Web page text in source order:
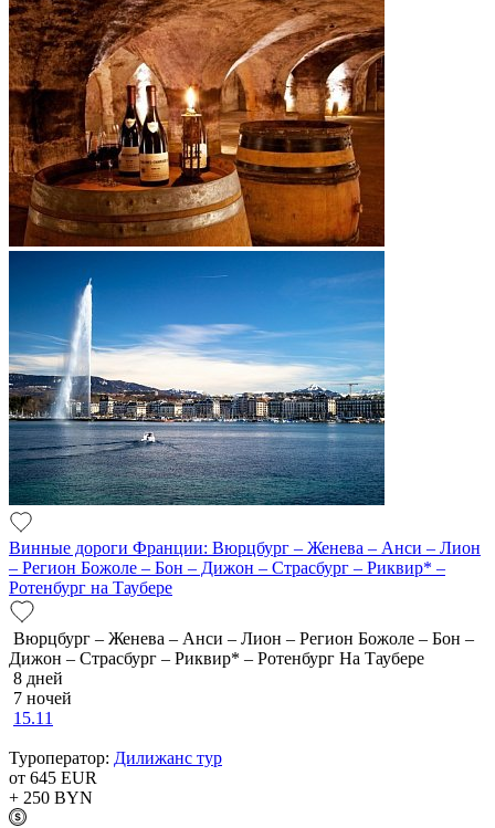
Винные дороги Франции: Вюрцбург – Женева – Анси – Лион
– Регион Божоле – Бон – Дижон – Страсбург – Риквир* –
Ротенбург на Таубере
Вюрцбург – Женева – Анси – Лион – Регион Божоле – Бон –
Дижон – Страсбург – Риквир* – Ротенбург На Таубере
8 дней
7 ночей
15.11
Туроператор: Дилижанс тур
от 645 EUR
+ 250 BYN